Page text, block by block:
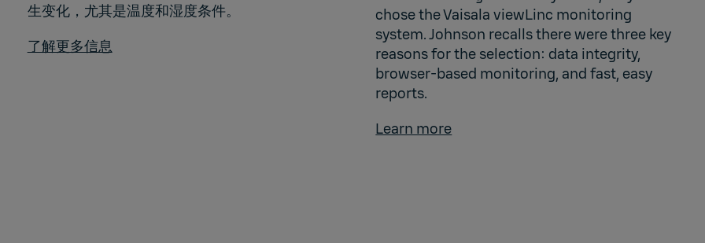
生变化，尤其是温度和湿度条件。
了解更多信息
chose the Vaisala viewLinc monitoring
system. Johnson recalls there were three key
reasons for the selection: data integrity,
browser-based monitoring, and fast, easy
reports.
Learn more